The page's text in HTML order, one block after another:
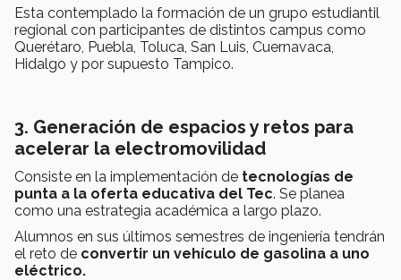
Esta contemplado la formación de un grupo estudiantil
regional con participantes de distintos campus como
Querétaro, Puebla, Toluca, San Luis, Cuernavaca,
Hidalgo y por supuesto Tampico.
3. Generación de espacios y retos para
acelerar la electromovilidad
Consiste en la implementación de tecnologías de
punta a la oferta educativa del Tec. Se planea
como una estrategia académica a largo plazo.
Alumnos en sus últimos semestres de ingeniería tendrán
el reto de convertir un vehículo de gasolina a uno
eléctrico.